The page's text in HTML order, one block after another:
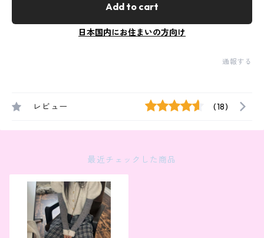
Add to cart
日本国内にお住まいの方向け
通報する
レビュー (18)
最近チェックした商品